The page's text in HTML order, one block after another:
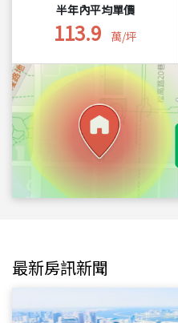
半年內平均單價
113.9 萬/坪
最新房訊新聞